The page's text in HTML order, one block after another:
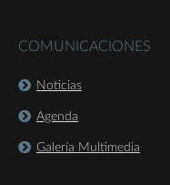
COMUNICACIONES
Noticias
Agenda
Galería Multimedia